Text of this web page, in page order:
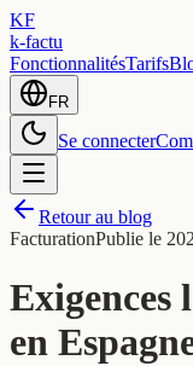
KF
k-factu
FonctionnalitésTarifs
FR
Se connecter
Retour au blog
FacturationPublie le
Exigences
en